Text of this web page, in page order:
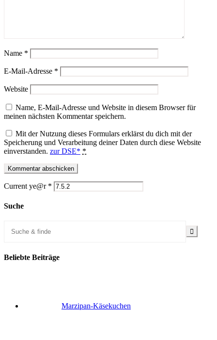
Name *
E-Mail-Adresse *
Website
Name, E-Mail-Adresse und Website in diesem Browser für
meinen nächsten Kommentar speichern.
Mit der Nutzung dieses Formulars erklärst du dich mit der
Speicherung und Verarbeitung deiner Daten durch diese Website
einverstanden. zur DSE* *
Current ye@r *
Suche
Beliebte Beiträge
Marzipan-Käsekuchen